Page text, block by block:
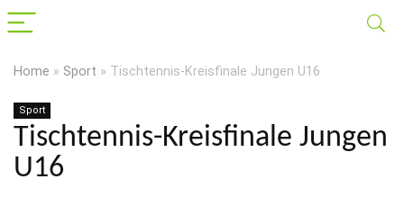
Home » Sport » Tischtennis-Kreisfinale Jungen U16
Sport
Tischtennis-Kreisfinale Jungen
U16